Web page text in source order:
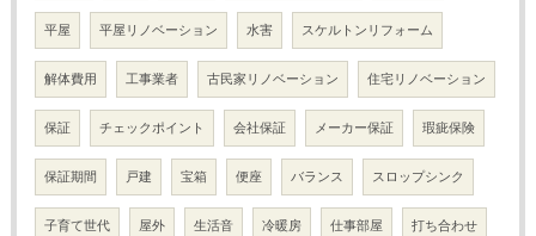
平屋 平屋リノベーション 水害 スケルトンリフォーム
解体費用 工事業者 古民家リノベーション 住宅リノベーション
保証 チェックポイント 会社保証 メーカー保証 瑕疵保険
保証期間 戸建 宝箱 便座 バランス スロップシンク
子育て世代 屋外 生活音 冷暖房 仕事部屋 打ち合わせ